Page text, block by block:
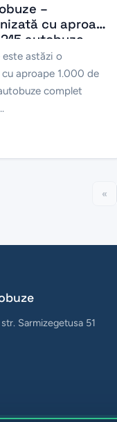
–
cu aproape
autobuze
este astăzi o
aproape 1.000 de
complet
«
Sarmizegetusa 51